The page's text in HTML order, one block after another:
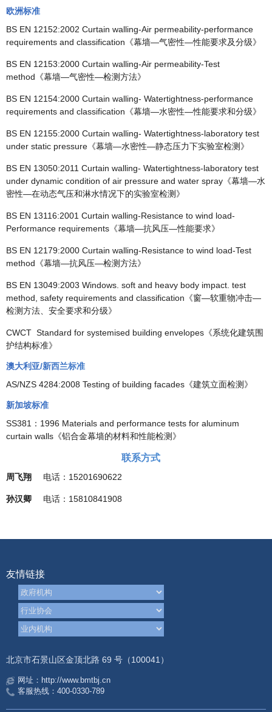
欧洲标准
BS EN 12152:2002 Curtain walling-Air permeability-performance
requirements and classification《幕墙—气密性—性能要求及分级》
BS EN 12153:2000 Curtain walling-Air permeability-Test
method《幕墙—气密性—检测方法》
BS EN 12154:2000 Curtain walling- Watertightness-performance
requirements and classification《幕墙—水密性—性能要求和分级》
BS EN 12155:2000 Curtain walling- Watertightness-laboratory test
under static pressure《幕墙—水密性—静态压力下实验室检测》
BS EN 13050:2011 Curtain walling- Watertightness-laboratory test
under dynamic condition of air pressure and water spray《幕墙—水
密性—在动态气压和淋水情况下的实验室检测》
BS EN 13116:2001 Curtain walling-Resistance to wind load-
Performance requirements《幕墙—抗风压—性能要求》
BS EN 12179:2000 Curtain walling-Resistance to wind load-Test
method《幕墙—抗风压—检测方法》
BS EN 13049:2003 Windows. soft and heavy body impact. test
method, safety requirements and classification《窗—软重物冲击—
检测方法、安全要求和分级》
CWCT Standard for systemised building envelopes《系统化建筑围
护结构标准》
澳大利亚/新西兰标准
AS/NZS 4284:2008 Testing of building facades《建筑立面检测》
新加坡标准
SS381：1996 Materials and performance tests for aluminum
curtain walls《铝合金幕墙的材料和性能检测》
联系方式
周飞翔 电话：15201690622
孙汉卿 电话：15810841908
友情链接
北京市石景山区金顶北路 69 号（100041）
网址：http://www.bmtbj.cn
客服热线：400-0330-789